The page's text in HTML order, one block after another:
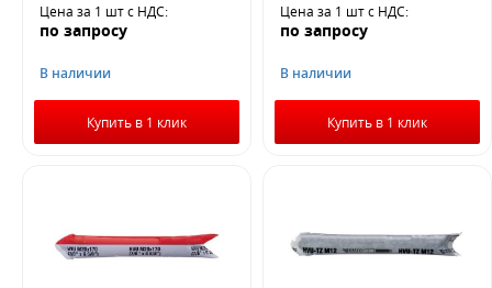
Цена за 1 штс НДС:
по запросу
В наличии
Купить в 1 клик
Цена за 1 штс НДС:
по запросу
В наличии
Купить в 1 клик